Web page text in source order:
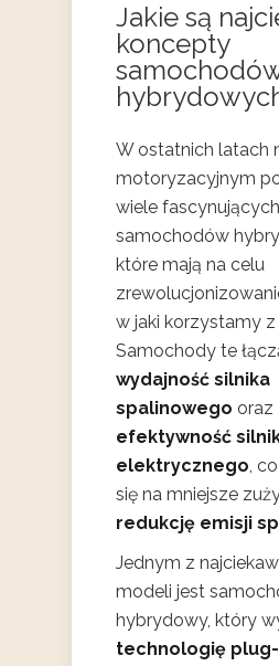
Jakie są
koncepty
W ostatnich latach
motoryzacyjnym
wiele
samochodów
które mają na celu
w jaki korzystamy
Samochody te
wydajność silnika
spalinowego oraz
efektywność
elektrycznego,
się na mniejsze
redukcję emisji
Jednym z
modeli jest
hybrydowy, który
technologię